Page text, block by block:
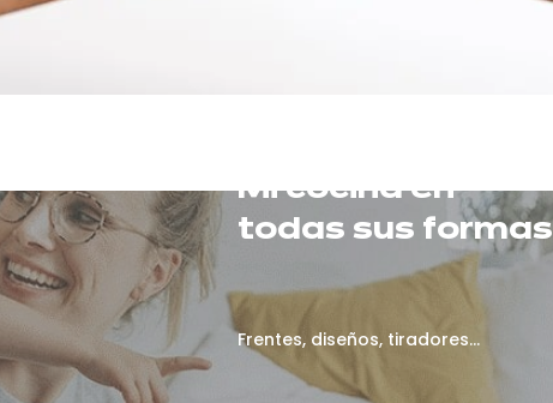
Mi cocina en
todas sus formas
Frentes, diseños, tiradores...